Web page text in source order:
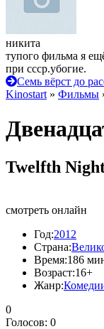
никита
тупого фильма я
при ссср.убогие.
Семь вёрст до
Kinostart » Фильмы
Twelfth
смотреть онлайн
Год:2012
Страна:
Время:186
Возраст:16+
Жанр:
0
Голосов: 0